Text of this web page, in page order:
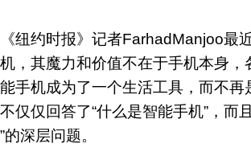
纽约时报》记者FarhadManjoo最
，其魔力和价值不在于手机本身，
手机成为了一个生活工具，而不再
仅仅回答了“什么是智能手机”，而
深层问题。